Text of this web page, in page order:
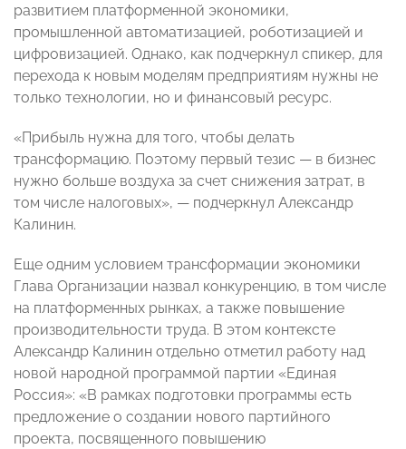
развитием платформенной экономики,
промышленной автоматизацией, роботизацией и
цифровизацией. Однако, как подчеркнул спикер, для
перехода к новым моделям предприятиям нужны не
только технологии, но и финансовый ресурс.
«Прибыль нужна для того, чтобы делать
трансформацию. Поэтому первый тезис — в бизнес
нужно больше воздуха за счет снижения затрат, в
том числе налоговых», — подчеркнул Александр
Калинин.
Еще одним условием трансформации экономики
Глава Организации назвал конкуренцию, в том числе
на платформенных рынках, а также повышение
производительности труда. В этом контексте
Александр Калинин отдельно отметил работу над
новой народной программой партии «Единая
Россия»: «В рамках подготовки программы есть
предложение о создании нового партийного
проекта, посвященного повышению